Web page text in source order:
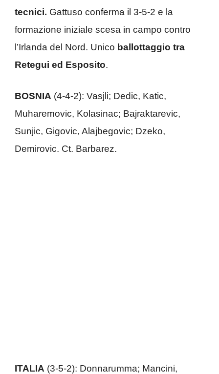
tecnici. Gattuso conferma il 3-5-2 e la
formazione iniziale scesa in campo contro
l’Irlanda del Nord. Unico ballottaggio tra
Retegui ed Esposito.
BOSNIA (4-4-2): Vasjli; Dedic, Katic,
Muharemovic, Kolasinac; Bajraktarevic,
Sunjic, Gigovic, Alajbegovic; Dzeko,
Demirovic. Ct. Barbarez.
ITALIA (3-5-2): Donnarumma; Mancini,